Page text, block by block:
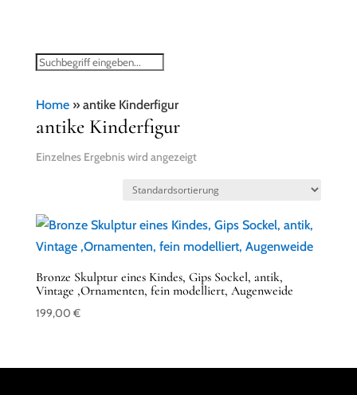
Home» antike Kinderfigur
antike Kinderfigur
Einzelnes Ergebnis wird angezeigt
Bronze Skulptur eines Kindes, Gips Sockel, antik,
Vintage ,Ornamenten, fein modelliert, Augenweide
199,00 €